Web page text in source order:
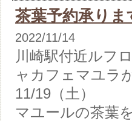
茶葉予約承りま
2022/11/14
川崎駅付近ルフ
ャカフェマユラ
11/19（土）
マユールの茶葉